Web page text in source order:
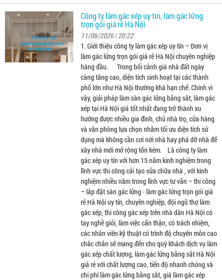
Công ty làm gác xép uy tín, làm gác lửng
trọn gói giá rẻ Hà Nội
11/06/2026 | 20:22
1. Giới thiệu công ty làm gác xép uy tín – Đơn vị
làm gác lửng trọn gói giá rẻ Hà Nội chuyên nghiệp
hàng đầu. Trong bối cảnh giá nhà đất ngày
càng tăng cao, diện tích sinh hoạt tại các thành
phố lớn như Hà Nội thường khá hạn chế. Chính vì
vậy, giải pháp làm sàn gác lửng bằng sắt, làm gác
xép tại Hà Nội giá tốt nhất đang trở thành xu
hướng được nhiều gia đình, chủ nhà trọ, cửa hàng
và văn phòng lựa chọn nhằm tối ưu diện tích sử
dụng mà không cần cơi nới nhà hay phá dỡ nhà để
xây nhà mới mở rộng tốn kém. Là công ty làm
gác xép uy tín với hơn 15 năm kinh nghiệm trong
lĩnh vực thi công cải tạo sửa chữa nhà , với kinh
nghiệm nhiều năm trong lĩnh vực tư vấn – thi công
– lắp đặt sàn gác lửng - làm gác lửng trọn gói giá
rẻ Hà Nội uy tín, chuyên nghiệp, đội ngũ thợ làm
gác xép, thi công gác xép trên nhà dân Hà Nội có
tay nghề giỏi, làm việc cẩn thận, có trách nhiệm,
các nhân viên kỹ thuật có trình độ chuyên môn cao
chắc chắn sẽ mang đến cho quý khách dịch vụ làm
gác xép chất lượng, làm gác lửng bằng sắt Hà Nội
giá rẻ với chất lượng cao, tiến độ nhanh chóng và
chi phí làm gác lửng bằng sắt, giá làm gác xép